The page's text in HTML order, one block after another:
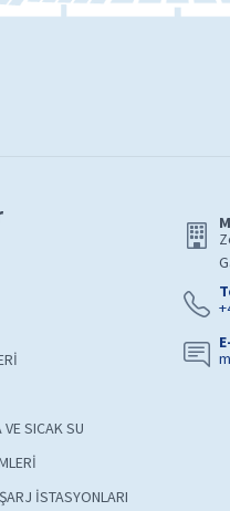
SICAK SU
İSTASYONLARI